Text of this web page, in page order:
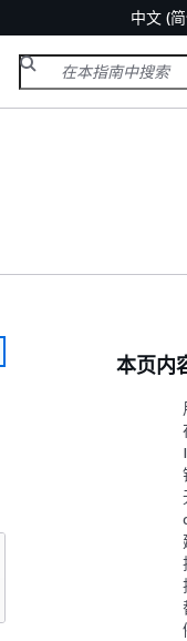
中文 (
本页内